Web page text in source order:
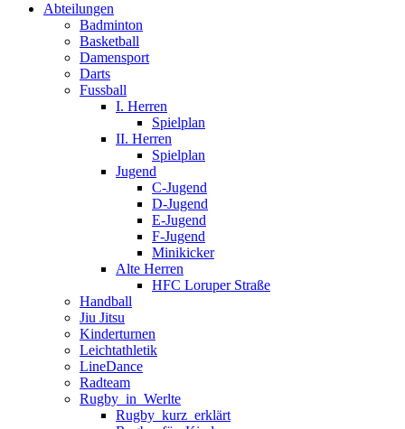
Abteilungen
Badminton
Basketball
Damensport
Darts
Fussball
I. Herren
Spielplan
II. Herren
Spielplan
Jugend
C-Jugend
D-Jugend
E-Jugend
F-Jugend
Minikicker
Alte Herren
HFC Loruper Straße
Handball
Jiu Jitsu
Kinderturnen
Leichtathletik
LineDance
Radteam
Rugby_in_Werlte
Rugby_kurz_erklärt